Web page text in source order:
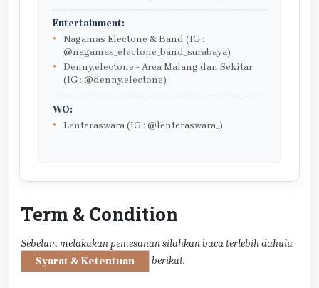
Entertainment:
Nagamas Electone & Band (IG :
@nagamas_electone_band_surabaya)
Denny.electone - Area Malang dan Sekitar
(IG : @denny.electone)
WO:
Lenteraswara (IG : @lenteraswara_)
Term & Condition
Sebelum melakukan pemesanan silahkan baca terlebih dahulu
Syarat & Ketentuan
berikut.